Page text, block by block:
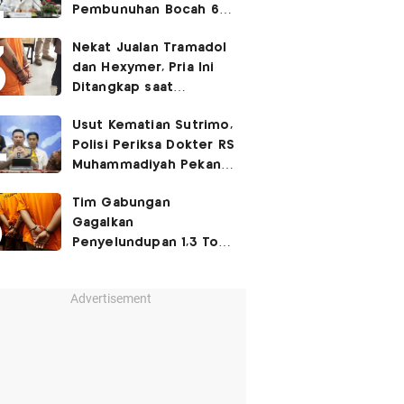
Pembunuhan Bocah 6
Dihukum Seumur Hidup
Nekat Jualan Tramadol
dan Hexymer, Pria Ini
Ditangkap saat
Usut Kematian Sutrimo,
Polisi Periksa Dokter RS
Muhammadiyah Pekan
Tim Gabungan
Gagalkan
Penyelundupan 1,3 Ton
Advertisement